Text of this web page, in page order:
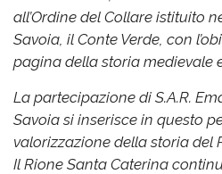
all’Ordine del Collare istituito
Savoia, il Conte Verde, con
pagina della storia medievale
La partecipazione di S.A.R.
Savoia si inserisce in questo
valorizzazione della storia del
Il Rione Santa Caterina